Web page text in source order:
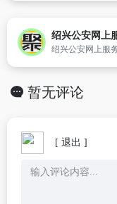
暂无评论
[ 退出 ]